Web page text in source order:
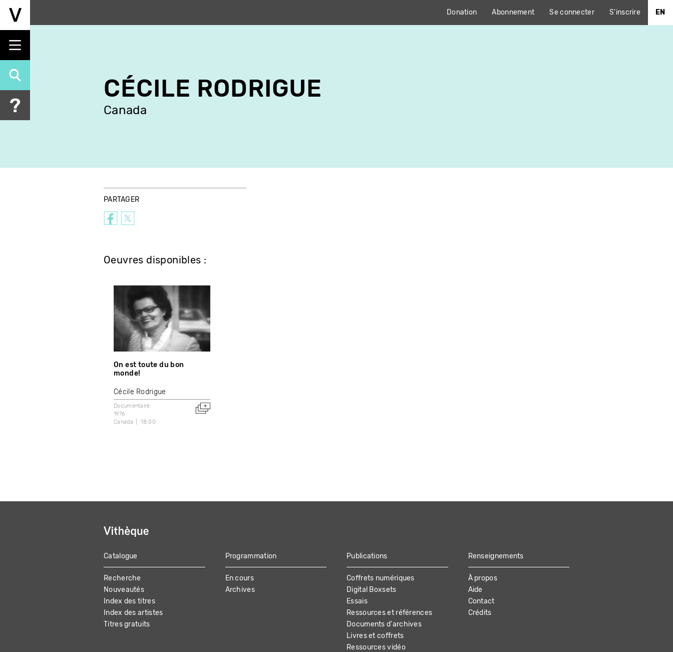
Aller
principal
Donation Abonnement Se connecter S'inscrire EN
CÉCILE RODRIGUE
Canada
PARTAGER
Oeuvres disponibles :
On est toute du bon
monde!
Cécile Rodrigue
Documentaire
1976
Canada
18:00
MAIN
NAVIGATION
Catalogue
Recherche
Nouveautés
Index des titres
Index des artistes
Titres gratuits
Programmation
En cours
Archives
Publications
Coffrets numériques
Digital Boxsets
Essais
Ressources et références
Documents d'archives
Livres et coffrets
Ressources vidéo
Renseignements
À propos
Aide
Contact
Crédits